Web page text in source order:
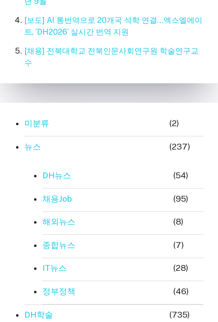
[보도] AI 통번역으로 20개국 석학 연결…엑스엘에이
트, ‘DH2026’ 실시간 번역 지원
[채용] 전북대학교 전북인문사회연구원 학술연구교
수
미분류 (2)
뉴스 (237)
DH뉴스 (54)
채용Job (95)
해외뉴스 (8)
종합뉴스 (7)
IT뉴스 (28)
정부정책 (46)
DH학술 (735)